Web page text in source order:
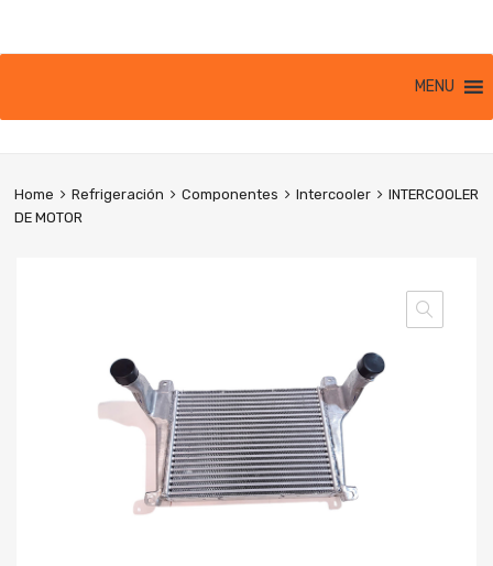
MENU
Home Refrigeración Componentes Intercooler
INTERCOOLER
DE MOTOR